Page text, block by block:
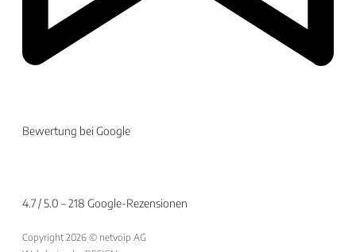
Bewertung bei Google
4.7 / 5.0 – 218 Google-Rezensionen
Copyright 2026 © netvoip AG